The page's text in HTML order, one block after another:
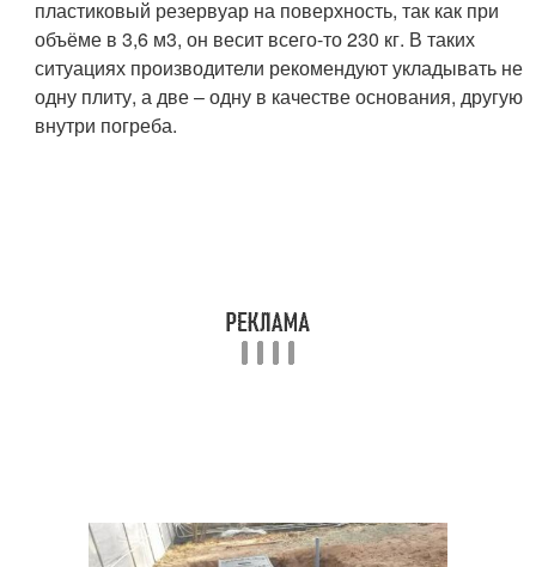
пластиковый резервуар на поверхность, так как при
объёме в 3,6 м3, он весит всего-то 230 кг. В таких
ситуациях производители рекомендуют укладывать не
одну плиту, а две – одну в качестве основания, другую
внутри погреба.